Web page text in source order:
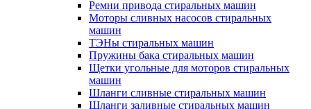
Ремни привода стиральных машин
Моторы сливных насосов стиральных
машин
ТЭНы стиральных машин
Пружины бака стиральных машин
Щетки угольные для моторов стиральных
машин
Шланги сливные стиральных машин
Шланги заливные стиральных машин